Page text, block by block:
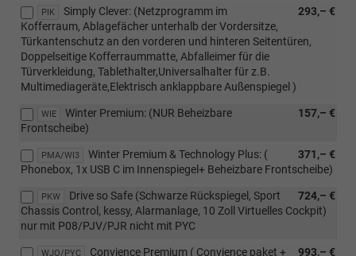
PIK 293,– €
Simply Clever: (Netzprogramm im
Kofferraum, Ablagefächer unterhalb der Vordersitze,
Türkantenschutz an den vorderen und hinteren Seitentüren,
Doppelseitige Kofferraummatte, Abfalleimer für die
Türverkleidung, Tablethalter,Universalhalter für z.B.
Multimediageräte,Elektrisch anklappbare Außenspiegel )
WIE 157,– €
Winter Premium: (NUR Beheizbare
Frontscheibe)
PMA/WI3 371,– €
Winter Premium & Technology Plus: (
Phonebox, 1x USB C im Innenspiegel+ Beheizbare Frontscheibe)
PKW 724,– €
Drive so Safe (Schwarze Rückspiegel, Sport
Chassis Control, kessy, Alarmanlage, 10 Zoll Virtuelles Cockpit)
nur mit P08/PJV/PJR nicht mit PYC
WJO/PYC 993,– €
Convience Premium ( Convience paket +